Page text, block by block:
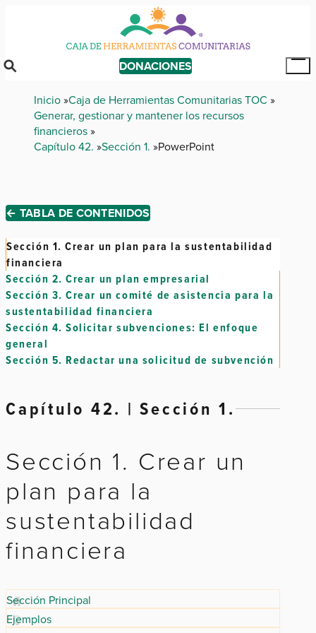
content
DONACIONES
Breadcrumb
Inicio Caja de Herramientas Comunitarias TOC
Generar, gestionar y mantener los recursos
financieros
Capítulo 42. Sección 1. PowerPoint
← TABLA DE CONTENIDOS
Sección 1. Crear un plan para la sustentabilidad
financiera
Sección 2. Crear un plan empresarial
Sección 3. Crear un comité de asistencia para la
sustentabilidad financiera
Sección 4. Solicitar subvenciones: El enfoque
general
Sección 5. Redactar una solicitud de subvención
Capítulo 42. | Sección 1.
Sección 1. Crear un
plan para la
sustentabilidad
financiera
Sección Principal
Ejemplos